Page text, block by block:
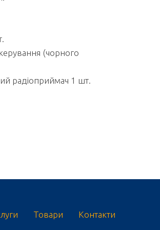
(чорного
радіоприймач 1 шт.
Товари Контакти